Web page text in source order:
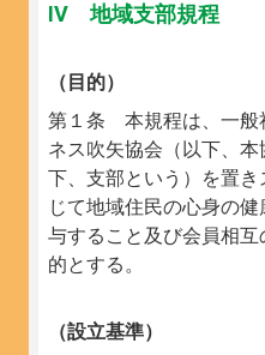
IV 地域支部規程
（目的）
第１条 本規程は、一般
ネス吹矢協会（以下、
下、支部という）を置
じて地域住民の心身の
与すること及び会員相
的とする。
（設立基準）